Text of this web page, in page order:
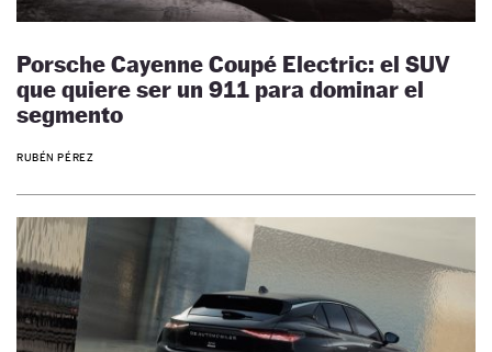
Porsche Cayenne Coupé Electric: el SUV
que quiere ser un 911 para dominar el
segmento
RUBÉN PÉREZ